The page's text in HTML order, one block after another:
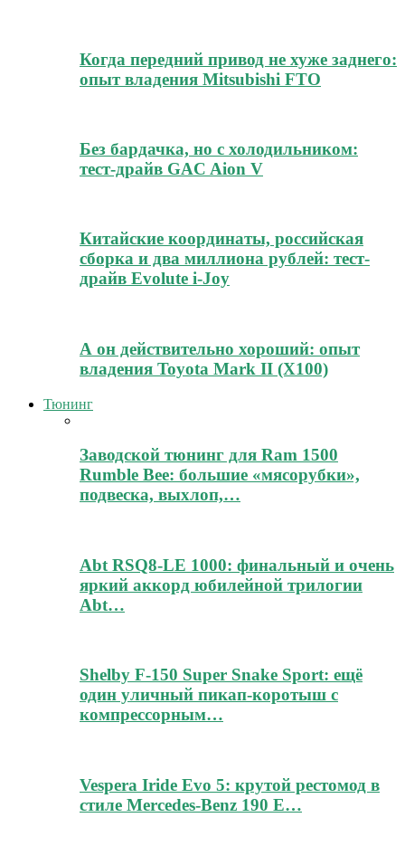
Когда передний привод не хуже заднего:
опыт владения Mitsubishi FTO
Без бардачка, но с холодильником:
тест-драйв GAC Aion V
Китайские координаты, российская
сборка и два миллиона рублей: тест-
драйв Evolute i-Joy
А он действительно хороший: опыт
владения Toyota Mark II (Х100)
Тюнинг
Заводской тюнинг для Ram 1500
Rumble Bee: большие «мясорубки»,
подвеска, выхлоп,…
Abt RSQ8-LE 1000: финальный и очень
яркий аккорд юбилейной трилогии
Abt…
Shelby F-150 Super Snake Sport: ещё
один уличный пикап-коротыш с
компрессорным…
Vespera Iride Evo 5: крутой рестомод в
стиле Mercedes-Benz 190 E…